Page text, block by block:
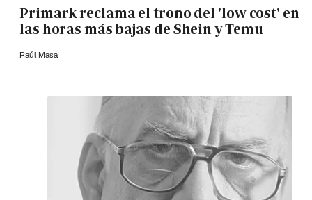
Primark reclama el trono del 'low cost' en
las horas más bajas de Shein y Temu
Raúl Masa